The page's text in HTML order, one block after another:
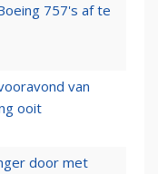
757's af te
van
ooit
door met